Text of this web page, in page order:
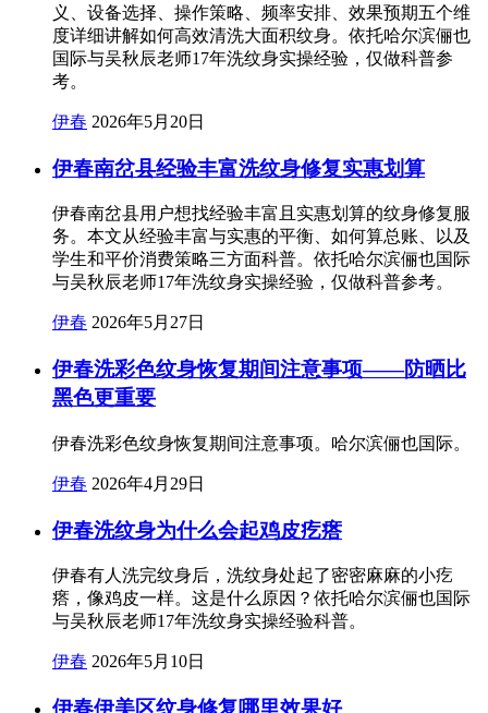
义、设备选择、操作策略、频率安排、效果预期五个维
度详细讲解如何高效清洗大面积纹身。依托哈尔滨俪也
国际与吴秋辰老师17年洗纹身实操经验，仅做科普参
考。
伊春 2026年5月20日
伊春南岔县经验丰富洗纹身修复实惠划算
伊春南岔县用户想找经验丰富且实惠划算的纹身修复服
务。本文从经验丰富与实惠的平衡、如何算总账、以及
学生和平价消费策略三方面科普。依托哈尔滨俪也国际
与吴秋辰老师17年洗纹身实操经验，仅做科普参考。
伊春 2026年5月27日
伊春洗彩色纹身恢复期间注意事项——防晒比
黑色更重要
伊春洗彩色纹身恢复期间注意事项。哈尔滨俪也国际。
伊春 2026年4月29日
伊春洗纹身为什么会起鸡皮疙瘩
伊春有人洗完纹身后，洗纹身处起了密密麻麻的小疙
瘩，像鸡皮一样。这是什么原因？依托哈尔滨俪也国际
与吴秋辰老师17年洗纹身实操经验科普。
伊春 2026年5月10日
伊春伊美区纹身修复哪里效果好